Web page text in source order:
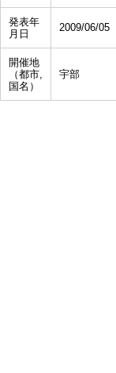
発表年
月日
2009/06/05
開催地
（都市,
国名）
宇部